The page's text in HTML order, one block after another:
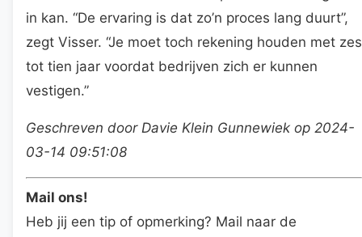
in kan. “De ervaring is dat zo’n proces lang duurt”,
zegt Visser. “Je moet toch rekening houden met zes
tot tien jaar voordat bedrijven zich er kunnen
vestigen.”
Geschreven door Davie Klein Gunnewiek op 2024-
03-14 09:51:08
Mail ons!
Heb jij een tip of opmerking? Mail naar de